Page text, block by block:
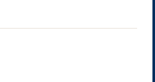
een vierde slaapkamer v.v. een
beschutting tegen zon en regen, en aan